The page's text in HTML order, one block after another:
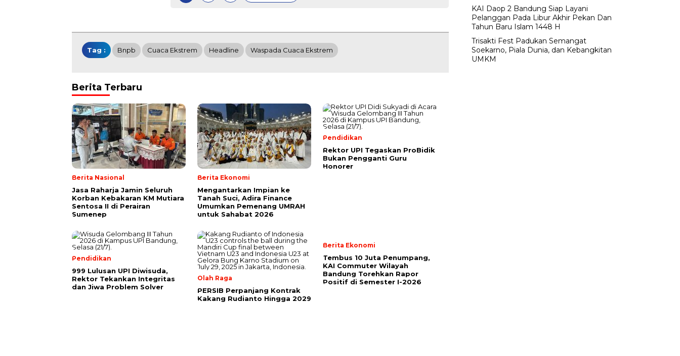
Tag : Bnpb Cuaca Ekstrem Headline Waspada Cuaca Ekstrem
Berita Terbaru
Berita Nasional
Jasa Raharja Jamin Seluruh
Korban Kebakaran KM Mutiara
Sentosa II di Perairan
Sumenep
Berita Ekonomi
Mengantarkan Impian ke
Tanah Suci, Adira Finance
Umumkan Pemenang UMRAH
untuk Sahabat 2026
Pendidikan
Rektor UPI Tegaskan ProBidik
Bukan Pengganti Guru
Honorer
Pendidikan
999 Lulusan UPI Diwisuda,
Rektor Tekankan Integritas
dan Jiwa Problem Solver
Olah Raga
PERSIB Perpanjang Kontrak
Kakang Rudianto Hingga 2029
Berita Ekonomi
Tembus 10 Juta Penumpang,
KAI Commuter Wilayah
Bandung Torehkan Rapor
Positif di Semester I-2026
KAI Daop 2 Bandung Siap Layani
Pelanggan Pada Libur Akhir Pekan Dan
Tahun Baru Islam 1448 H
Trisakti Fest Padukan Semangat
Soekarno, Piala Dunia, dan Kebangkitan
UMKM